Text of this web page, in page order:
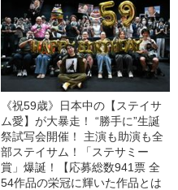
《祝59歳》日本中の【ステイサ
ム愛】が大暴走！ “勝手に”生誕
祭試写会開催！ 主演も助演も全
部ステイサム！「ステサミー
賞」爆誕！【応募総数941票 全
54作品の栄冠に輝いた作品とは